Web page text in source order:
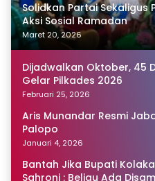
Solidkan Partai Sekaligus
Aksi Sosial Ramadan
Maret 20, 2026
Dijadwalkan Oktober, 45
Gelar Pilkades 2026
Februari 25, 2026
Aris Munandar Resmi
Palopo
Januari 4, 2026
Bantah Jika Bupati
Sahroni : Beliau Ada